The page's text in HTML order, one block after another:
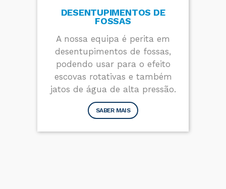
DESENTUPIMENTOS DE
FOSSAS
A nossa equipa é perita em
desentupimentos de fossas,
podendo usar para o efeito
escovas rotativas e também
jatos de água de alta pressão.
SABER MAIS